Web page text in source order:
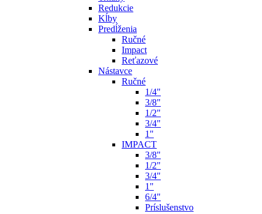
Redukcie
Kĺby
Predĺženia
Ručné
Impact
Reťazové
Nástavce
Ručné
1/4"
3/8"
1/2"
3/4"
1"
IMPACT
3/8"
1/2"
3/4"
1"
6/4"
Príslušenstvo